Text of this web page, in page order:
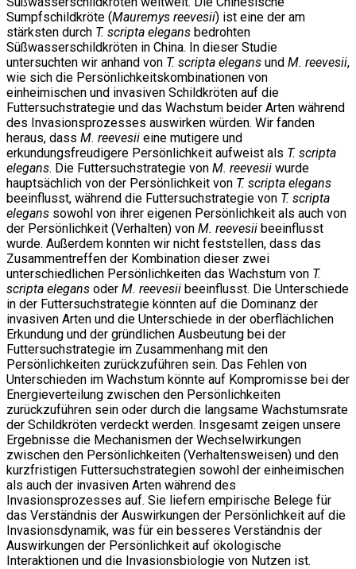
Sumpfschildkröte (Mauremys reevesii) ist eine der am
stärksten durch T. scripta elegans bedrohten
Süßwasserschildkröten in China. In dieser Studie
untersuchten wir anhand von T. scripta elegans und M. reevesii,
wie sich die Persönlichkeitskombinationen von
einheimischen und invasiven Schildkröten auf die
Futtersuchstrategie und das Wachstum beider Arten während
des Invasionsprozesses auswirken würden. Wir fanden
heraus, dass M. reevesii eine mutigere und
erkundungsfreudigere Persönlichkeit aufweist als T. scripta
elegans. Die Futtersuchstrategie von M. reevesii wurde
hauptsächlich von der Persönlichkeit von T. scripta elegans
beeinflusst, während die Futtersuchstrategie von T. scripta
elegans sowohl von ihrer eigenen Persönlichkeit als auch von
der Persönlichkeit (Verhalten) von M. reevesii beeinflusst
wurde. Außerdem konnten wir nicht feststellen, dass das
Zusammentreffen der Kombination dieser zwei
unterschiedlichen Persönlichkeiten das Wachstum von T.
scripta elegans oder M. reevesii beeinflusst. Die Unterschiede
in der Futtersuchstrategie könnten auf die Dominanz der
invasiven Arten und die Unterschiede in der oberflächlichen
Erkundung und der gründlichen Ausbeutung bei der
Futtersuchstrategie im Zusammenhang mit den
Persönlichkeiten zurückzuführen sein. Das Fehlen von
Unterschieden im Wachstum könnte auf Kompromisse bei der
Energieverteilung zwischen den Persönlichkeiten
zurückzuführen sein oder durch die langsame Wachstumsrate
der Schildkröten verdeckt werden. Insgesamt zeigen unsere
Ergebnisse die Mechanismen der Wechselwirkungen
zwischen den Persönlichkeiten (Verhaltensweisen) und den
kurzfristigen Futtersuchstrategien sowohl der einheimischen
als auch der invasiven Arten während des
Invasionsprozesses auf. Sie liefern empirische Belege für
das Verständnis der Auswirkungen der Persönlichkeit auf die
Invasionsdynamik, was für ein besseres Verständnis der
Auswirkungen der Persönlichkeit auf ökologische
Interaktionen und die Invasionsbiologie von Nutzen ist.